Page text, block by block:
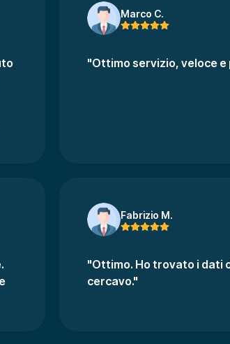
Marco C.
"Ottimo servizio, veloce e
Fabrizio M.
"Ottimo. Ho trovato i dati
cercavo."